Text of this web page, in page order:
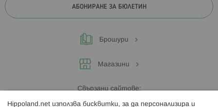
АБОНИРАНЕ ЗА БЮЛЕТИН
Брошури
Магазини
Свързани сайтове:
Hippoland.net използва бисквитки, за да персонализира и